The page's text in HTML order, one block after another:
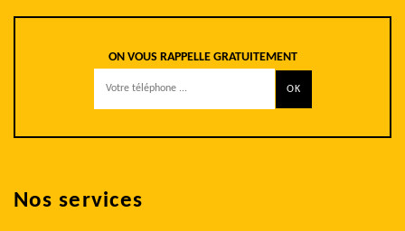
ON VOUS RAPPELLE GRATUITEMENT
Nos services